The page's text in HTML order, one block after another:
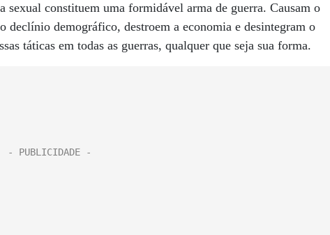
constituem uma formidável arma de guerra. Causam o
declínio demográfico, destroem a economia e desintegram o
táticas em todas as guerras, qualquer que seja sua forma.